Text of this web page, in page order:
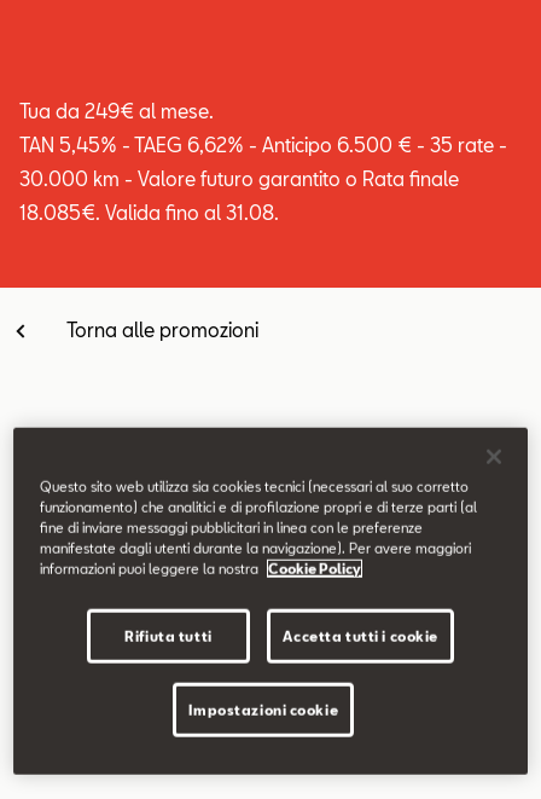
Contatti
Configuratore
Tua da 249€ al mese.
TAN 5,45% - TAEG 6,62% - Anticipo 6.500 € - 35 rate -
30.000 km - Valore futuro garantito o Rata finale
18.085€. Valida fino al 31.08.
Torna alle promozioni
Equipaggiamenti di serie
Fari posteriori Full LED
Full Link Wireless
Cerchi in lega da 18" Performance Machined
Vetri posteriori oscurati
Volante multifunzione in pelle
Sedili anteriori sportivi in tessuto e similpelle
Questo sito web utilizza sia cookies tecnici (necessari al suo corretto
funzionamento) che analitici e di profilazione propri e di terze parti (al
fine di inviare messaggi pubblicitari in linea con le preferenze
manifestate dagli utenti durante la navigazione). Per avere maggiori
informazioni puoi leggere la nostra
Cookie Policy
Rifiuta tutti Accetta tutti i cookie
Impostazioni cookie